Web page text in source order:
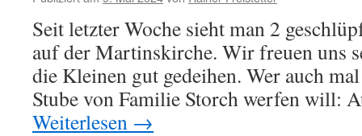
Seit letzter Woche sieht man 2
auf der Martinskirche. Wir freuen uns
die Kleinen gut gedeihen. Wer auch
Stube von Familie Storch werfen will:
Weiterlesen →